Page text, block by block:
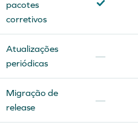
pacotes
corretivos
Atualizações
periódicas
—
Migração de
release
—